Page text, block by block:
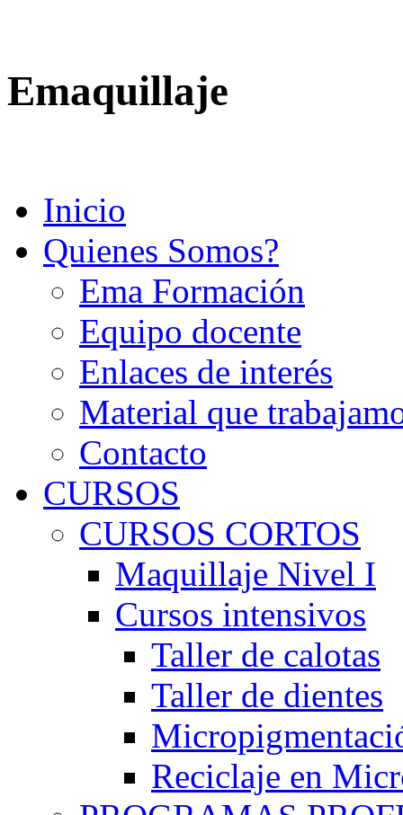
Emaquillaje
Inicio
Quienes Somos?
Ema Formación
Equipo docente
Enlaces de interés
Material que
Contacto
CURSOS
CURSOS CORTOS
Maquillaje Nivel I
Cursos intensivos
Taller de calotas
Taller de dientes
Reciclaje en